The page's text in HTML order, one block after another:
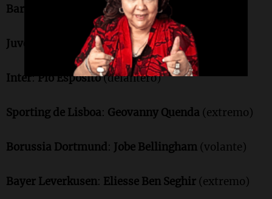
Barcelona Pau Cubarsí(defensor)
Juventus Kenan Yildiz(mediapunta)
Inter:Pio Espósito(delantero)
Sporting de Lisboa: Geovanny Quenda (extremo)
Borussia Dortmund : Jobe Bellingham (volante)
Bayer Leverkusen: Eliesse Ben Seghir (extremo)